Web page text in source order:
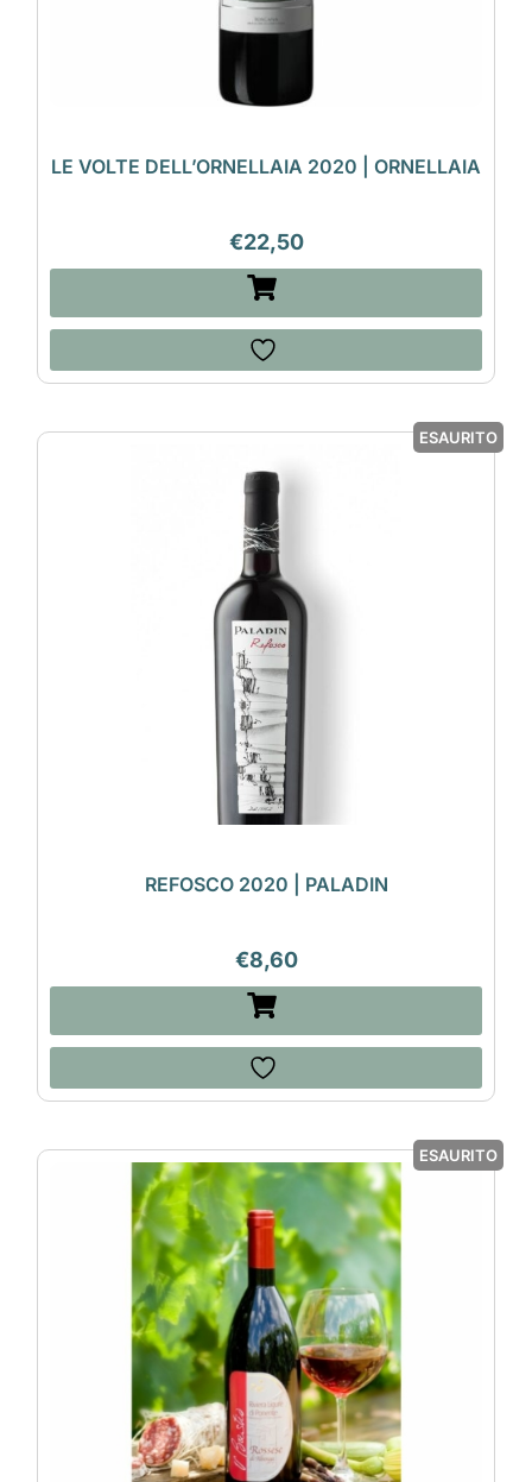
LE VOLTE DELL’ORNELLAIA 2020 | ORNELLAIA
€22,50
ESAURITO
REFOSCO 2020 | PALADIN
€8,60
ESAURITO